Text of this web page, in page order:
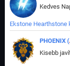
Kedves
Ekstone Hearthstone
PHOENIX (
Kisebb